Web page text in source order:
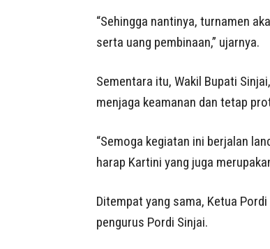
“Sehingga nantinya, turnamen
serta uang pembinaan,” ujarnya.
Sementara itu, Wakil Bupati
menjaga keamanan dan tetap
“Semoga kegiatan ini berjalan
harap Kartini yang juga
Ditempat yang sama, Ketua
pengurus Pordi Sinjai.